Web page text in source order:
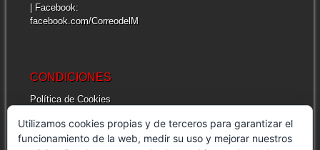
| Facebook:
facebook.com/CorreodelM
CONDICIONES
Política de Cookies
Cuestiones legales de interés
Utilizamos cookies propias y de terceros para garantizar el
funcionamiento de la web, medir su uso y mejorar nuestros